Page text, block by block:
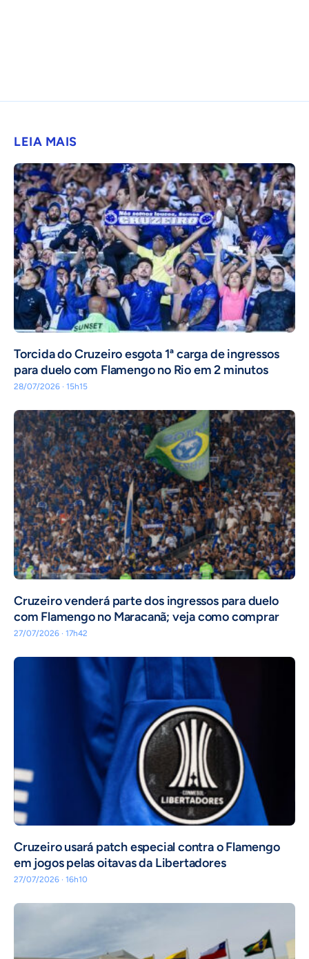
LEIA MAIS
Torcida do Cruzeiro esgota 1ª carga de ingressos
para duelo com Flamengo no Rio em 2 minutos
28/07/2026 · 15h15
Cruzeiro venderá parte dos ingressos para duelo
com Flamengo no Maracanã; veja como comprar
27/07/2026 · 17h42
Cruzeiro usará patch especial contra o Flamengo
em jogos pelas oitavas da Libertadores
27/07/2026 · 16h10